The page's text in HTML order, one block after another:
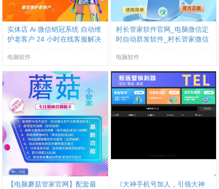
实体店 Ai 微信销冠系统 自动维
护老客户 24 小时在线客服解决
电脑软件
村长管家软件官网_电脑微信定
时自动群发软件_村长管家微信
电脑软件
【电脑蘑菇管家官网】配套最
《大神手机号加人，引领大神